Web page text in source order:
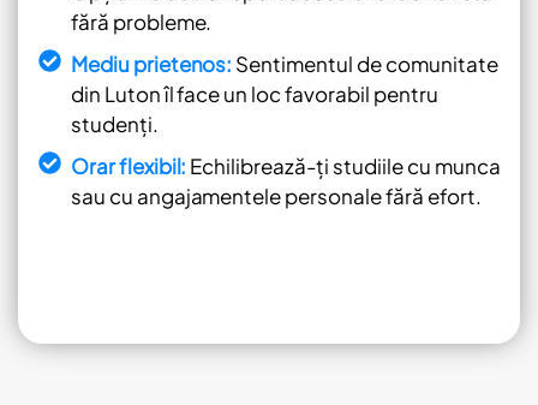
fără probleme.
Mediu prietenos: Sentimentul de comunitate
din Luton îl face un loc favorabil pentru
studenți.
Orar flexibil: Echilibrează-ți studiile cu munca
sau cu angajamentele personale fără efort.